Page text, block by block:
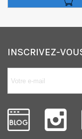
INSCRIVEZ-
10€
votre